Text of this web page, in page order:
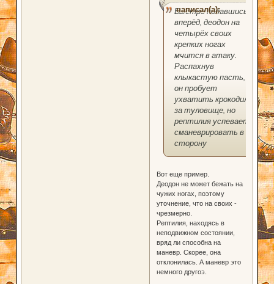
написал(а):
Быстро подавшись
вперёд, деодон на
четырёх своих
крепких ногах
мчится в атаку.
Распахнув
клыкастую пасть,
он пробует
ухватить крокодила
за туловище, но
рептилия успевает
сманеврировать в
сторону
Вот еще пример.
Деодон не может бежать на
чужих ногах, поэтому
уточнение, что на своих -
чрезмерно.
Рептилия, находясь в
неподвижном состоянии,
вряд ли способна на
маневр. Скорее, она
отклонилась. А маневр это
немного другоэ.